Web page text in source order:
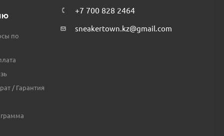
по
/ Гарантия
+7 700 828 2464
sneakertown.kz@gmail.com